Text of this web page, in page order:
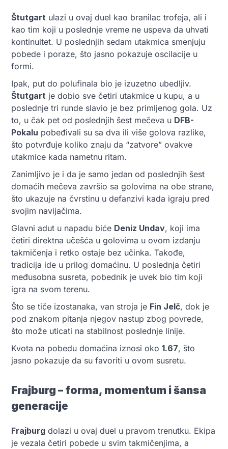
Štutgart ulazi u ovaj duel kao branilac trofeja, ali i
kao tim koji u poslednje vreme ne uspeva da uhvati
kontinuitet. U poslednjih sedam utakmica smenjuju
pobede i poraze, što jasno pokazuje oscilacije u
formi.
Ipak, put do polufinala bio je izuzetno ubedljiv.
Štutgart je dobio sve četiri utakmice u kupu, a u
poslednje tri runde slavio je bez primljenog gola. Uz
to, u čak pet od poslednjih šest mečeva u DFB-
Pokalu pobeđivali su sa dva ili više golova razlike,
što potvrđuje koliko znaju da “zatvore” ovakve
utakmice kada nametnu ritam.
Zanimljivo je i da je samo jedan od poslednjih šest
domaćih mečeva završio sa golovima na obe strane,
što ukazuje na čvrstinu u defanzivi kada igraju pred
svojim navijačima.
Glavni adut u napadu biće Deniz Undav, koji ima
četiri direktna učešća u golovima u ovom izdanju
takmičenja i retko ostaje bez učinka. Takođe,
tradicija ide u prilog domaćinu. U poslednja četiri
međusobna susreta, pobednik je uvek bio tim koji
igra na svom terenu.
Što se tiče izostanaka, van stroja je Fin Jelč, dok je
pod znakom pitanja njegov nastup zbog povrede,
što može uticati na stabilnost poslednje linije.
Kvota na pobedu domaćina iznosi oko 1.67, što
jasno pokazuje da su favoriti u ovom susretu.
Fraјburg – forma, momentum i šansa
generacije
Fraјburg dolazi u ovaj duel u pravom trenutku. Ekipa
je vezala četiri pobede u svim takmičenjima, a